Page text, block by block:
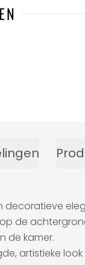
de
de kamer.
artistieke